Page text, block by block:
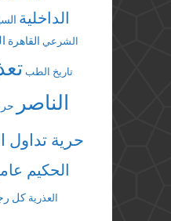
الداخلية
الشرعي القاهرة
تاريخ الطب
الناصر
حرية تداول
الحكيم
العذرية كل